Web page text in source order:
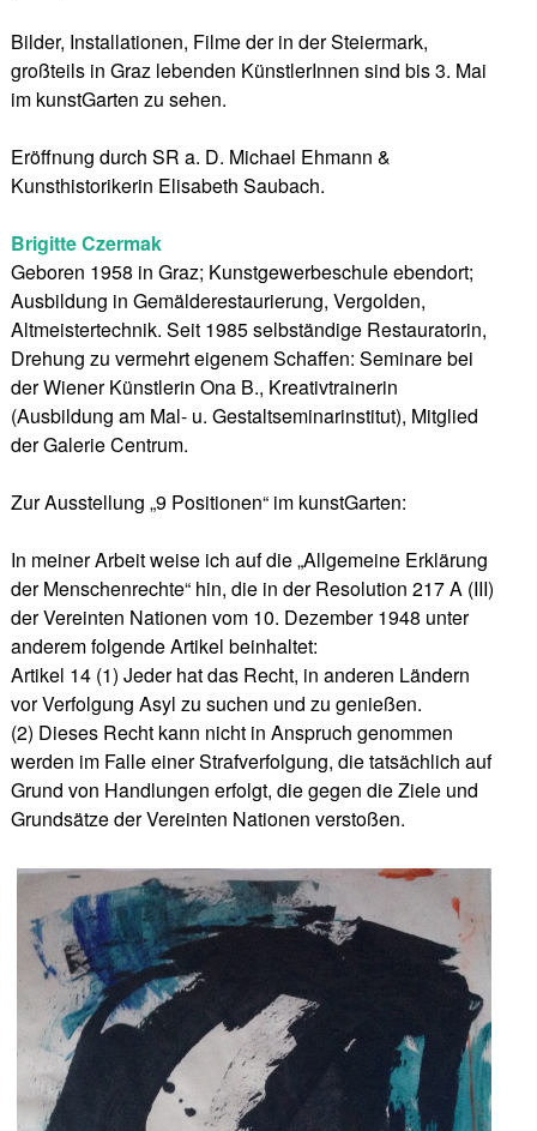
Bilder, Installationen, Filme der in der Steiermark,
großteils in Graz lebenden KünstlerInnen sind bis 3. Mai
im kunstGarten zu sehen.
Eröffnung durch SR a. D. Michael Ehmann &
Kunsthistorikerin Elisabeth Saubach.
Brigitte Czermak
Geboren 1958 in Graz; Kunstgewerbeschule ebendort;
Ausbildung in Gemälderestaurierung, Vergolden,
Altmeistertechnik. Seit 1985 selbständige Restauratorin,
Drehung zu vermehrt eigenem Schaffen: Seminare bei
der Wiener Künstlerin Ona B., Kreativtrainerin
(Ausbildung am Mal- u. Gestaltseminarinstitut), Mitglied
der Galerie Centrum.
Zur Ausstellung „9 Positionen“ im kunstGarten:
In meiner Arbeit weise ich auf die „Allgemeine Erklärung
der Menschenrechte“ hin, die in der Resolution 217 A (III)
der Vereinten Nationen vom 10. Dezember 1948 unter
anderem folgende Artikel beinhaltet:
Artikel 14 (1) Jeder hat das Recht, in anderen Ländern
vor Verfolgung Asyl zu suchen und zu genießen.
(2) Dieses Recht kann nicht in Anspruch genommen
werden im Falle einer Strafverfolgung, die tatsächlich auf
Grund von Handlungen erfolgt, die gegen die Ziele und
Grundsätze der Vereinten Nationen verstoßen.